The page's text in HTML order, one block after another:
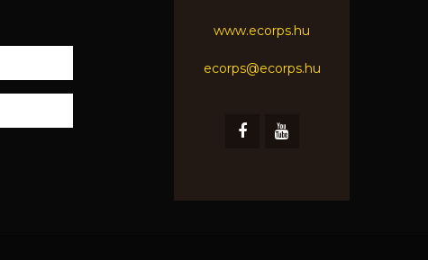
www.ecorps.hu
ecorps@ecorps.hu